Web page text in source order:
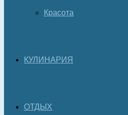
Красота
КУЛИНАРИЯ
ОТДЫХ